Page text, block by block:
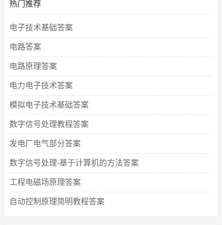
热门推荐
电子技术基础答案
电路答案
电路原理答案
电力电子技术答案
模拟电子技术基础答案
数字信号处理教程答案
发电厂电气部分答案
数字信号处理-基于计算机的方法答案
工程电磁场原理答案
自动控制原理简明教程答案